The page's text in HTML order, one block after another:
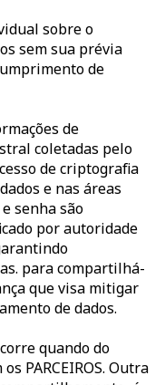
sobre o
sem sua prévia
de
de
coletadas pelo
de criptografia
e nas áreas
senha são
por autoridade
para compartilhá-
que visa mitigar
de dados.
quando do
PARCEIROS. Outra